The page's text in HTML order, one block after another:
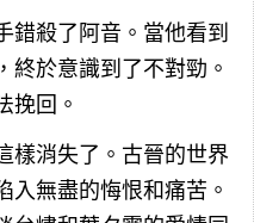
錯殺了阿音。當他看到
終於意識到了不對勁。
挽回。
樣消失了。古晉的世界
入無盡的悔恨和痛苦。